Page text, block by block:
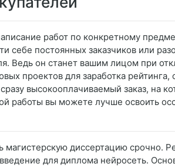
работ по конкретному
себе постоянных заказчиков или
Ведь он станет вашим лицом при
проектов для заработка
сразу высокооплачиваемый заказ, на
работы вы можете лучше освоить
магистерскую диссертацию срочно.
для диплома нейросеть.